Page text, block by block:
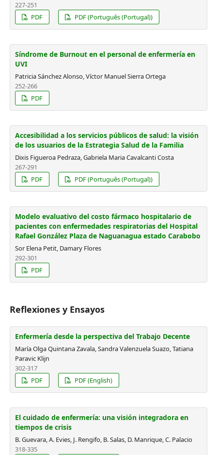
227-251
PDF
PDF (Português (Portugal))
Síndrome de Burnout en el personal de enfermería en
UVI
Patricia Sánchez Alonso, Víctor Manuel Sierra Ortega
252-266
PDF
Accesibilidad a los servicios públicos de salud: la visión
de los usuarios de la Estrategia Salud de la Familia
Dixis Figueroa Pedraza, Gabriela Maria Cavalcanti Costa
267-291
PDF
PDF (Português (Portugal))
Modelo evaluativo del costo fármaco hospitalario de
pacientes con enfermedades respiratorias del Hospital
Rafael González Plaza de Naguanagua estado Carabobo
Sor Elena Petit, Damary Flores
292-301
PDF
Reflexiones y Ensayos
Enfermería desde la perspectiva del Trabajo Decente
María Olga Quintana Zavala, Sandra Valenzuela Suazo, Tatiana
Paravic Klijn
302-317
PDF
PDF (English)
El cuidado de enfermería: una visión integradora en
tiempos de crisis
B. Guevara, A. Evies, J. Rengifo, B. Salas, D. Manrique, C. Palacio
318-335